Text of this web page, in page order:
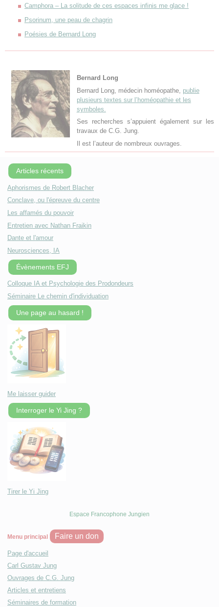
Camphora – La solitude de ces espaces infinis me glace !
Psorinum, une peau de chagrin
Poésies de Bernard Long
Bernard Long
Bernard Long, médecin homéopathe, publie
plusieurs textes sur l’homéopathie et les
symboles.
Ses recherches s’appuient également sur les
travaux de C.G. Jung.
Il est l’auteur de nombreux ouvrages.
Articles récents
Aphorismes de Robert Blacher
Conclave, ou l'épreuve du centre
Les affamés du pouvoir
Entretien avec Nathan Fraikin
Dante et l'amour
Neurosciences, IA
Évènements EFJ
Colloque IA et Psychologie des Prodondeurs
Séminaire Le chemin d'individuation
Une page au hasard !
Me laisser guider
Interroger le Yi Jing ?
Tirer le Yi Jing
Espace Francophone Jungien
Menu principal Faire un don
Page d'accueil
Carl Gustav Jung
Ouvrages de C.G. Jung
Articles et entretiens
Séminaires de formation